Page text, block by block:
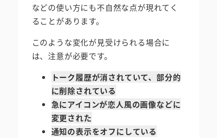
などの使い方にも不自然な点が現れてく
ることがあります。
このような変化が見受けられる場合に
は、注意が必要です。
トーク履歴が消されていて、部分的
に削除されている
急にアイコンが恋人風の画像などに
変更された
通知の表示をオフにしている